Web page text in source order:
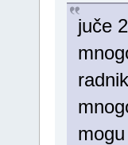
juče